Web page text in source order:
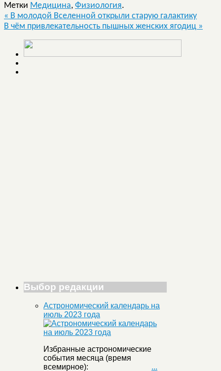
Метки Медицина, Физиология.
« В молодой Вселенной открыли старую галактику
В чём привлекательность пышных женских ягодиц »
Выбор редакции
Астрономический календарь на
июль 2023 года
Избранные астрономические
события месяца (время
всемирное): ...